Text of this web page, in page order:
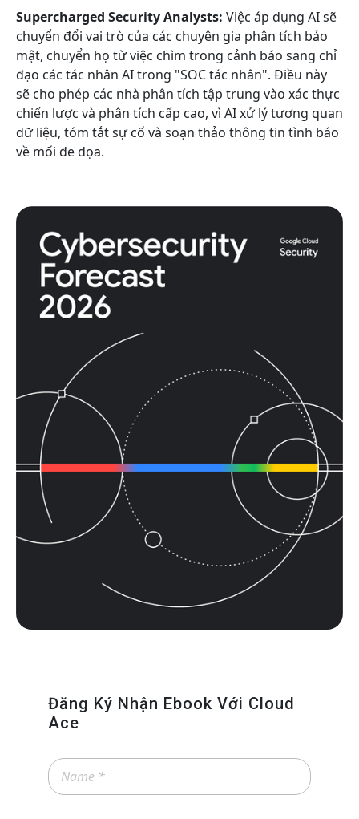
Supercharged Security Analysts: Việc áp dụng AI sẽ
chuyển đổi vai trò của các chuyên gia phân tích bảo
mật, chuyển họ từ việc chìm trong cảnh báo sang chỉ
đạo các tác nhân AI trong "SOC tác nhân". Điều này
sẽ cho phép các nhà phân tích tập trung vào xác thực
chiến lược và phân tích cấp cao, vì AI xử lý tương quan
dữ liệu, tóm tắt sự cố và soạn thảo thông tin tình báo
về mối đe dọa.
Đăng Ký Nhận Ebook Với Cloud
Ace